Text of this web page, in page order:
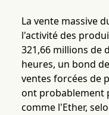
La vente massive
l'activité des
321,66 millions de
heures, un bond
ventes forcées de
ont probablement
comme l'Ether,